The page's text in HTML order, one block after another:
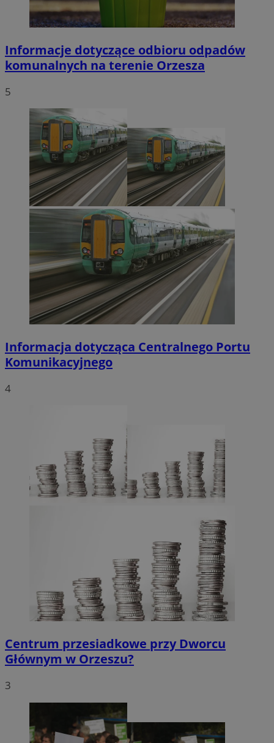
Informacje dotyczące odbioru odpadów
komunalnych na terenie Orzesza
5
Informacja dotycząca Centralnego Portu
Komunikacyjnego
4
Centrum przesiadkowe przy Dworcu
Głównym w Orzeszu?
3